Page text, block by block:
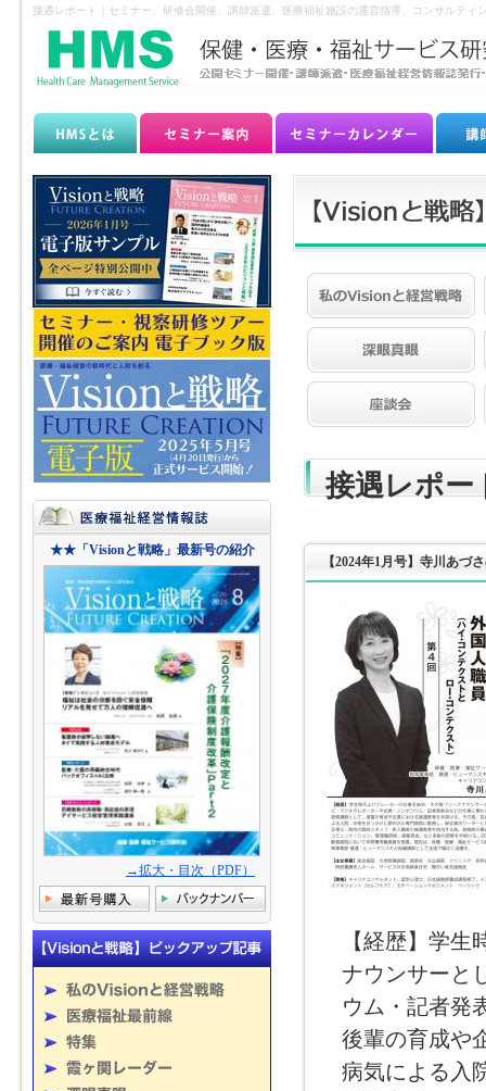
接遇レポート｜セミナー、研修会開催、講師派遣、医療福祉施設の運営指導、コンサルテ
★★「Visionと戦略」最新号の紹介
→拡大・目次（PDF）
接遇レポー
【2024年1月号】寺川あづ
【経歴】学
ナウンサーと
ウム・記者発
後輩の育成や
病気による入